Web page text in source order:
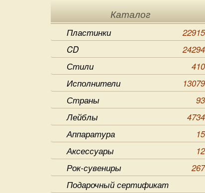
Каталог
Пластинки
22915
CD
24294
Стили
410
Исполнители
13079
Страны
93
Лейблы
4734
Аппаратура
15
Аксессуары
12
Рок-сувениры
267
Подарочный сертификат